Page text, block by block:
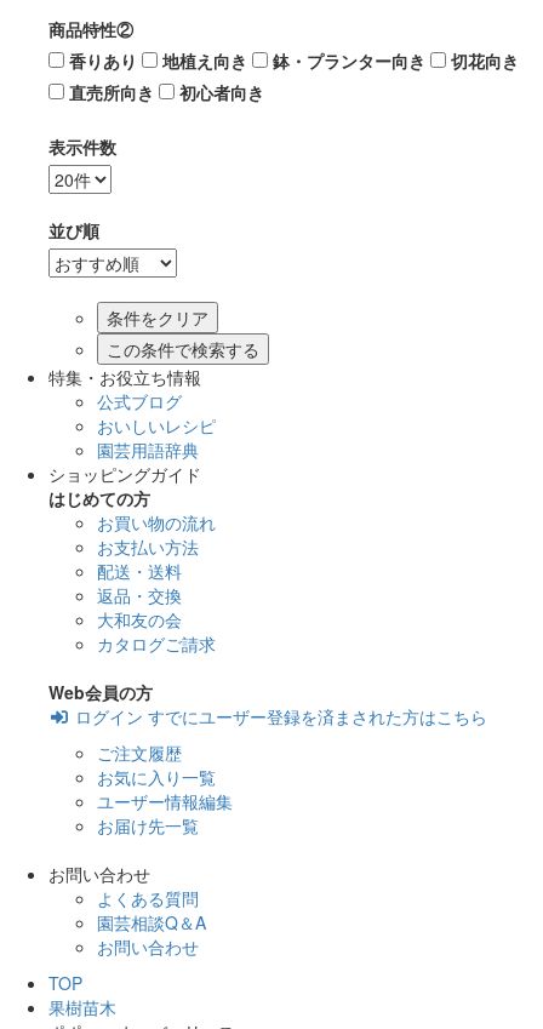
商品特性②
香りあり
地植え向き 鉢・プランター向き
切花向き
直売所向き
初心者向き
表示件数
並び順
この条件で検索する
特集・お役立ち情報
公式ブログ
おいしいレシピ
園芸用語辞典
ショッピングガイド
はじめての方
お買い物の流れ
お支払い方法
配送・送料
返品・交換
大和友の会
カタログご請求
Web会員の方
ログイン すでにユーザー登録を済まされた方はこちら
ご注文履歴
お気に入り一覧
ユーザー情報編集
お届け先一覧
お問い合わせ
よくある質問
園芸相談Q＆A
お問い合わせ
TOP
果樹苗木